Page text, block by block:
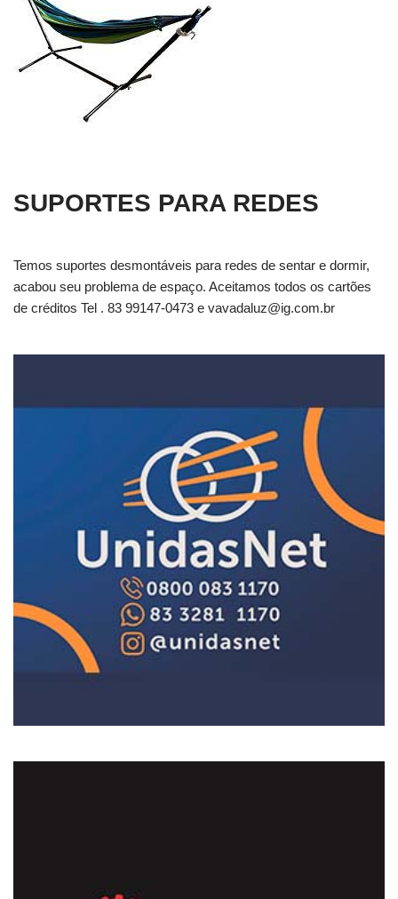
SUPORTES PARA REDES
Temos suportes desmontáveis para redes de sentar e dormir,
acabou seu problema de espaço. Aceitamos todos os cartões
de créditos Tel . 83 99147-0473 e vavadaluz@ig.com.br